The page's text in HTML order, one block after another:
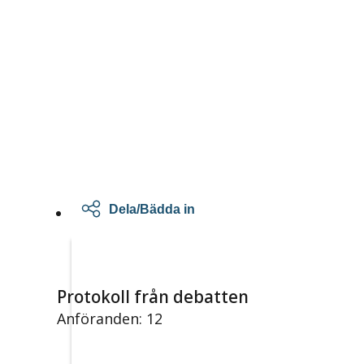
Dela/Bädda in
Protokoll från debatten
Anföranden: 12